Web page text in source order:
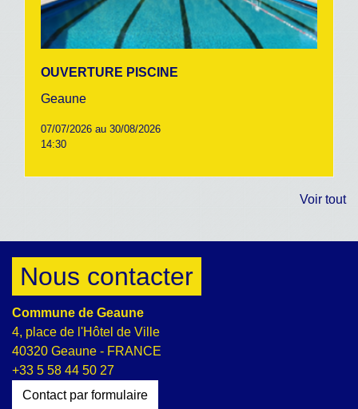
OUVERTURE PISCINE
Geaune
07/07/2026 au 30/08/2026
14:30
Voir tout
Nous contacter
Commune de Geaune
4, place de l'Hôtel de Ville
40320 Geaune - FRANCE
+33 5 58 44 50 27
Contact par formulaire